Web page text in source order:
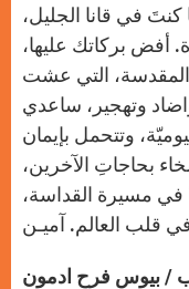
كنتَ في قانا الجليل،
أفض بركاتك عليها،
المقدسة، التي عشت
وتهجير، ساعدي
وتتحمل بإيمان
بحاجاتِ الآخرين،
في مسيرة القداسة،
/ بيوس فرح ادمون